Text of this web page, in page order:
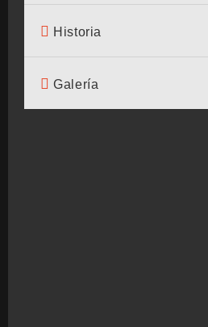
Historia
Galería